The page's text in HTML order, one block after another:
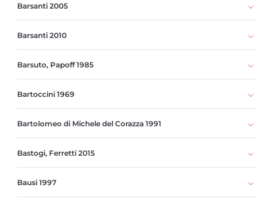
Barsanti 2005
Barsanti 2010
Barsuto, Papoff 1985
Bartoccini 1969
Bartolomeo di Michele del Corazza 1991
Bastogi, Ferretti 2015
Bausi 1997